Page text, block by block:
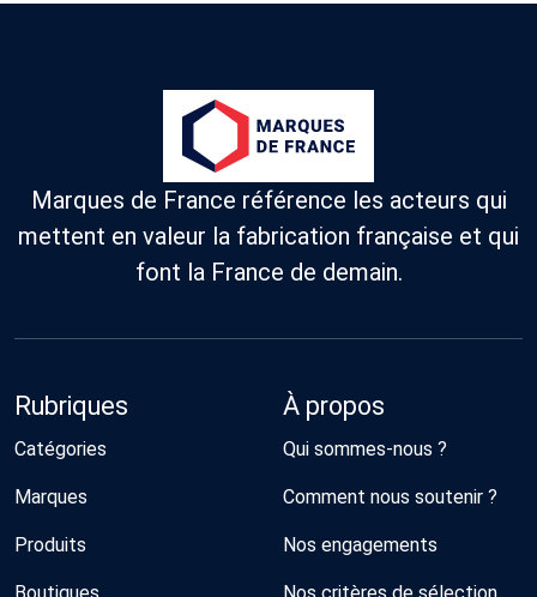
Marques de France référence les acteurs qui
mettent en valeur la fabrication française et qui
font la France de demain.
Rubriques
Catégories
Marques
Produits
À propos
Qui sommes-nous ?
Comment nous soutenir ?
Nos engagements